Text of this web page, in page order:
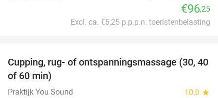
€96,25
Excl. ca. €5,25 p.p.p.n. toeristenbelasting
60%
Cupping, rug- of ontspanningsmassage (30, 40
of 60 min)
Praktijk You Sound 10.0 star